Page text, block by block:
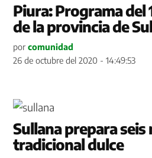
Piura: Programa del
de la provincia de
por comunidad
26 de octubre del 2020 - 14:49:53
Sullana prepara
tradicional dulce